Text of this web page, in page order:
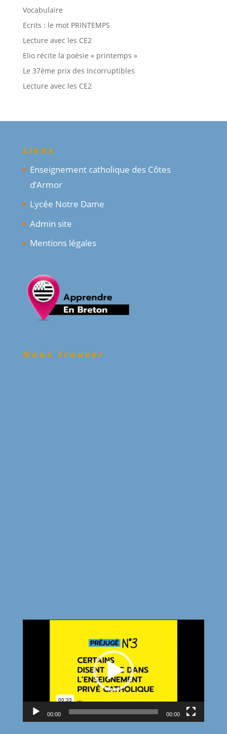
Vocabulaire
Ecrits : le mot PRINTEMPS
Lecture avec les CE2
Elio récite la poésie « printemps »
Le 37ème prix des Incorruptibles
Lecture avec les CE2
Liens
Enseignement catholique des Côtes
d’Armor
Lycée Notre Dame
Admin site
Mentions légales
Nous trouver
00:00 00:00